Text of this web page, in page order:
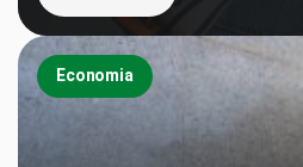
Economia